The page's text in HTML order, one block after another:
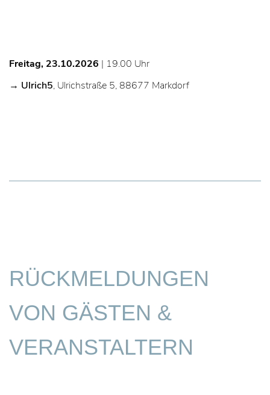
Freitag, 23.10.2026 | 19.00 Uhr
→ Ulrich5, Ulrichstraße 5, 88677 Markdorf
RÜCKMELDUNGEN
VON GÄSTEN &
VERANSTALTERN